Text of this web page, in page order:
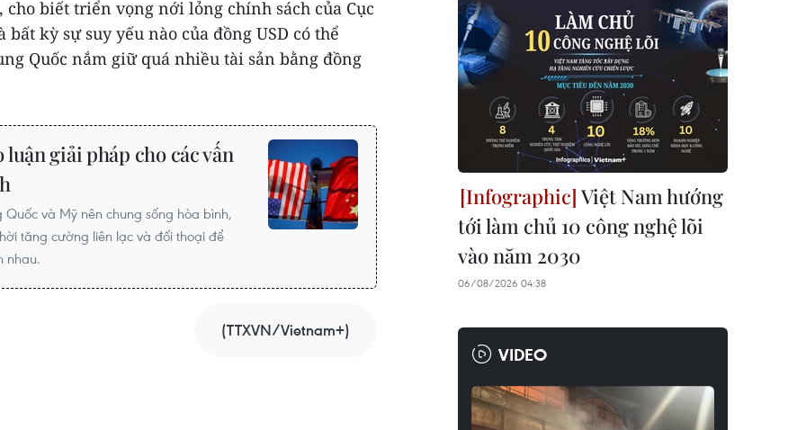
biết triển vọng nới lỏng chính sách của Cục
kỳ sự suy yếu nào của đồng USD có thể
Quốc nắm giữ quá nhiều tài sản bằng đồng
giải pháp cho các vấn
và Mỹ nên chung sống hòa bình,
tăng cường liên lạc và đối thoại để
nhau.
(TTXVN/Vietnam+)
Việt Nam hướng
tới làm chủ 10 công nghệ lõi
vào năm 2030
06/08/2026 04:38
VIDEO